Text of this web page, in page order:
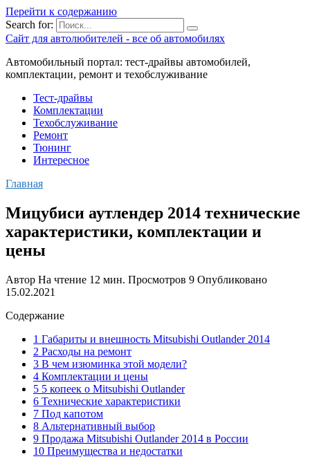
Перейти к содержанию
Search for:
Сайт для автолюбителей - все об автомобилях
Автомобильный портал: тест-драйвы автомобилей,
комплектации, ремонт и техобслуживание
Тест-драйвы
Комплектации
Техобслуживание
Ремонт
Тюнинг
Интересное
Главная
Мицубиси аутлендер 2014 технические
характеристики, комплектации и
цены
Автор На чтение 12 мин. Просмотров 9 Опубликовано
15.02.2021
Содержание
1 Габариты и внешность Mitsubishi Outlander 2014
2 Расходы на ремонт
3 В чем изюминка этой модели?
4 Комплектации и цены
5 5 копеек о Mitsubishi Outlander
6 Технические характеристики
7 Под капотом
8 Альтернативный выбор
9 Продажа Mitsubishi Outlander 2014 в России
10 Преимущества и недостатки